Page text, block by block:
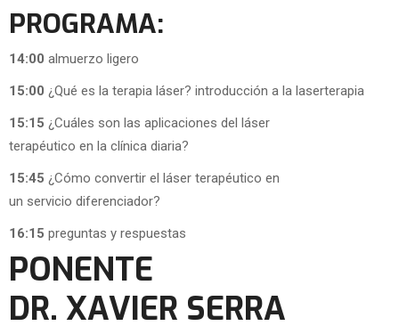
PROGRAMA:
14:00 almuerzo ligero
15:00 ¿Qué es la terapia láser? introducción a la laserterapia
15:15 ¿Cuáles son las aplicaciones del láser
terapéutico en la clínica diaria?
15:45 ¿Cómo convertir el láser terapéutico en
un servicio diferenciador?
16:15 preguntas y respuestas
PONENTE
DR. XAVIER SERRA